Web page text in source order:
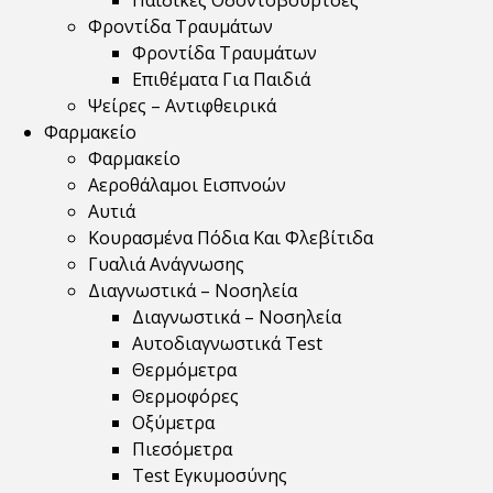
Φροντίδα Τραυμάτων
Φροντίδα Τραυμάτων
Επιθέματα Για Παιδιά
Ψείρες – Αντιφθειρικά
Φαρμακείο
Φαρμακείο
Αεροθάλαμοι Εισπνοών
Αυτιά
Κουρασμένα Πόδια Και Φλεβίτιδα
Γυαλιά Ανάγνωσης
Διαγνωστικά – Νοσηλεία
Διαγνωστικά – Νοσηλεία
Αυτοδιαγνωστικά Test
Θερμόμετρα
Θερμοφόρες
Οξύμετρα
Πιεσόμετρα
Test Εγκυμοσύνης